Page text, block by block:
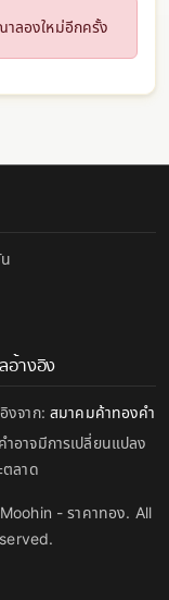
ลองใหม่อีกครั้ง
อ้างอิง
งจาก: สมาคมค้าทองคำ
ำอาจมีการเปลี่ยนแปลง
ตลาด
- ราคาทอง. All